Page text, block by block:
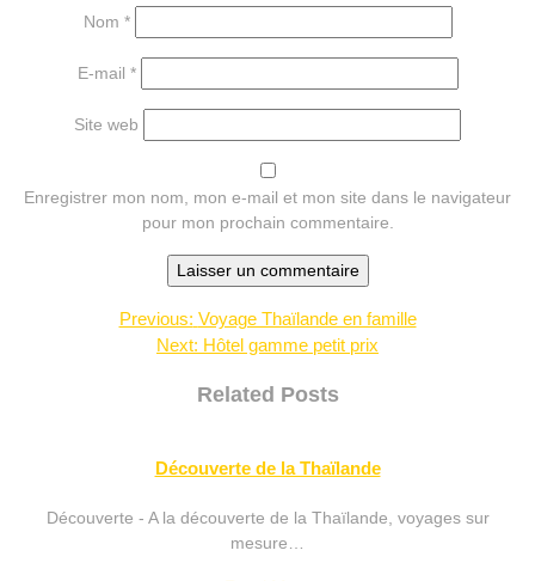
Nom *
E-mail *
Site web
Enregistrer mon nom, mon e-mail et mon site dans le navigateur
pour mon prochain commentaire.
NavigationPrevious: Voyage Thaïlande en famille
Next: Hôtel gamme petit prix
Related Posts
Découverte de la Thaïlande
Découverte - A la découverte de la Thaïlande, voyages sur
mesure…